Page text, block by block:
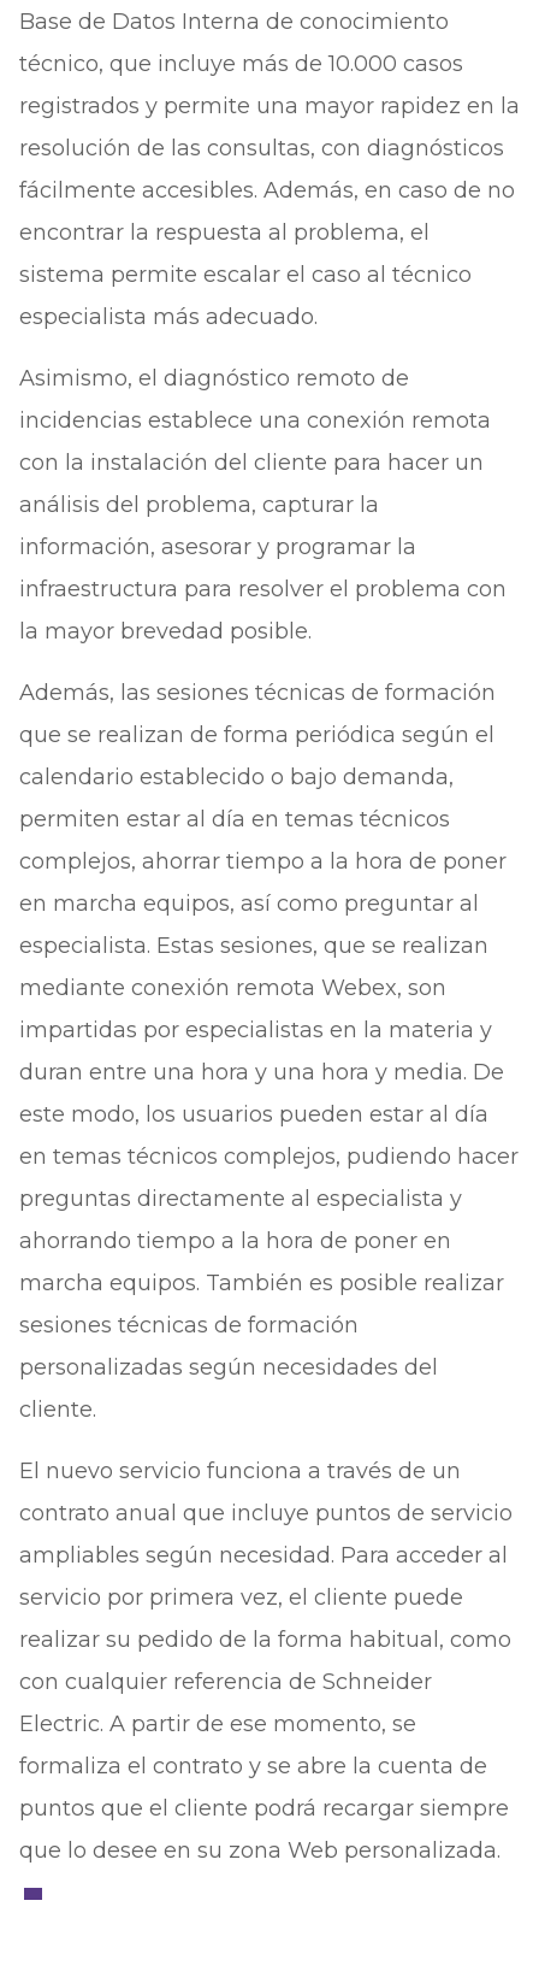
Base de Datos Interna de conocimiento
técnico, que incluye más de 10.000 casos
registrados y permite una mayor rapidez en la
resolución de las consultas, con diagnósticos
fácilmente accesibles. Además, en caso de no
encontrar la respuesta al problema, el
sistema permite escalar el caso al técnico
especialista más adecuado.
Asimismo, el diagnóstico remoto de
incidencias establece una conexión remota
con la instalación del cliente para hacer un
análisis del problema, capturar la
información, asesorar y programar la
infraestructura para resolver el problema con
la mayor brevedad posible.
Además, las sesiones técnicas de formación
que se realizan de forma periódica según el
calendario establecido o bajo demanda,
permiten estar al día en temas técnicos
complejos, ahorrar tiempo a la hora de poner
en marcha equipos, así como preguntar al
especialista. Estas sesiones, que se realizan
mediante conexión remota Webex, son
impartidas por especialistas en la materia y
duran entre una hora y una hora y media. De
este modo, los usuarios pueden estar al día
en temas técnicos complejos, pudiendo hacer
preguntas directamente al especialista y
ahorrando tiempo a la hora de poner en
marcha equipos. También es posible realizar
sesiones técnicas de formación
personalizadas según necesidades del
cliente.
El nuevo servicio funciona a través de un
contrato anual que incluye puntos de servicio
ampliables según necesidad. Para acceder al
servicio por primera vez, el cliente puede
realizar su pedido de la forma habitual, como
con cualquier referencia de Schneider
Electric. A partir de ese momento, se
formaliza el contrato y se abre la cuenta de
puntos que el cliente podrá recargar siempre
que lo desee en su zona Web personalizada.